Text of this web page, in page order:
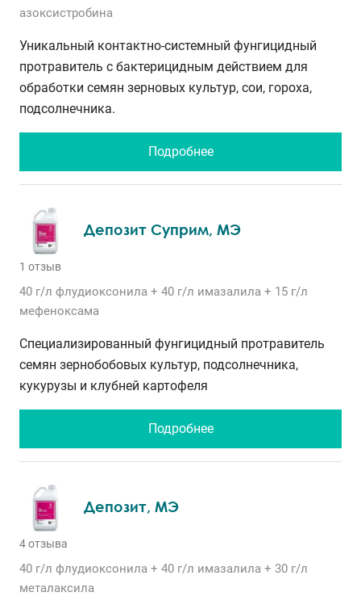
азоксистробина
Уникальный контактно-системный фунгицидный
протравитель с бактерицидным действием для
обработки семян зерновых культур, сои, гороха,
подсолнечника.
Подробнее
Депозит Суприм, МЭ
1 отзыв
40 г/л флудиоксонила + 40 г/л имазалила + 15 г/л
мефеноксама
Специализированный фунгицидный протравитель
семян зернобобовых культур, подсолнечника,
кукурузы и клубней картофеля
Подробнее
Депозит, МЭ
4 отзыва
40 г/л флудиоксонила + 40 г/л имазалила + 30 г/л
металаксила